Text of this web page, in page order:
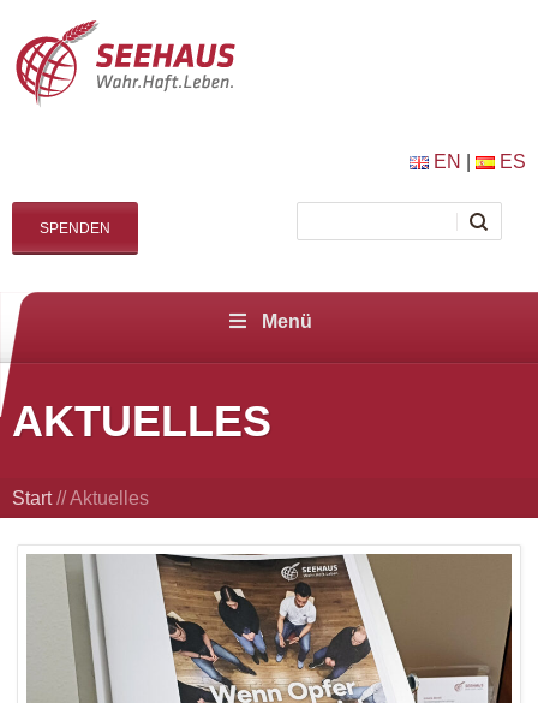
EN ES
SPENDEN
Menü
AKTUELLES
Start//Aktuelles